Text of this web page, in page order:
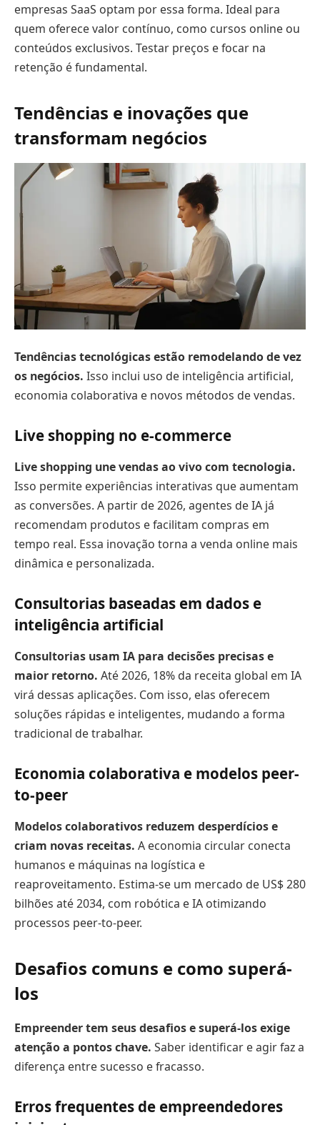
empresas SaaS optam por essa forma. Ideal para
quem oferece valor contínuo, como cursos online ou
conteúdos exclusivos. Testar preços e focar na
retenção é fundamental.
Tendências e inovações que
transformam negócios
Tendências tecnológicas estão remodelando de vez
os negócios. Isso inclui uso de inteligência artificial,
economia colaborativa e novos métodos de vendas.
Live shopping no e-commerce
Live shopping une vendas ao vivo com tecnologia.
Isso permite experiências interativas que aumentam
as conversões. A partir de 2026, agentes de IA já
recomendam produtos e facilitam compras em
tempo real. Essa inovação torna a venda online mais
dinâmica e personalizada.
Consultorias baseadas em dados e
inteligência artificial
Consultorias usam IA para decisões precisas e
maior retorno. Até 2026, 18% da receita global em IA
virá dessas aplicações. Com isso, elas oferecem
soluções rápidas e inteligentes, mudando a forma
tradicional de trabalhar.
Economia colaborativa e modelos peer-
to-peer
Modelos colaborativos reduzem desperdícios e
criam novas receitas. A economia circular conecta
humanos e máquinas na logística e
reaproveitamento. Estima-se um mercado de US$ 280
bilhões até 2034, com robótica e IA otimizando
processos peer-to-peer.
Desafios comuns e como superá-
los
Empreender tem seus desafios e superá-los exige
atenção a pontos chave. Saber identificar e agir faz a
diferença entre sucesso e fracasso.
Erros frequentes de empreendedores